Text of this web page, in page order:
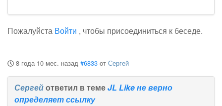
Пожалуйста Войти , чтобы присоединиться к беседе.
8 года 10 мес. назад #6833 от Сергей
Сергейответил в темеJL Like не верно
определяет ссылку